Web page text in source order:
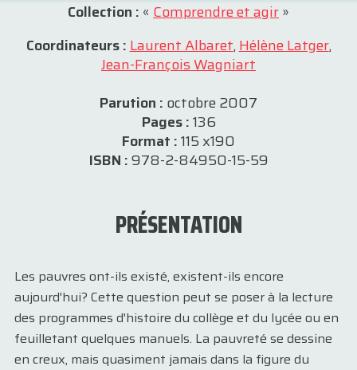
Collection : « Comprendre et agir»
Coordinateurs :Laurent Albaret,Hélène Latger,
Jean-François Wagniart
Parution : octobre 2007
Pages :136
Format :115 x190
ISBN :978-2-84950-15-59
PRÉSENTATION
Les pauvres ont-ils existé, existent-ils encore
aujourd'hui? Cette question peut se poser à la lecture
des programmes d'histoire du collège et du lycée ou en
feuilletant quelques manuels. La pauvreté se dessine
en creux, mais quasiment jamais dans la figure du